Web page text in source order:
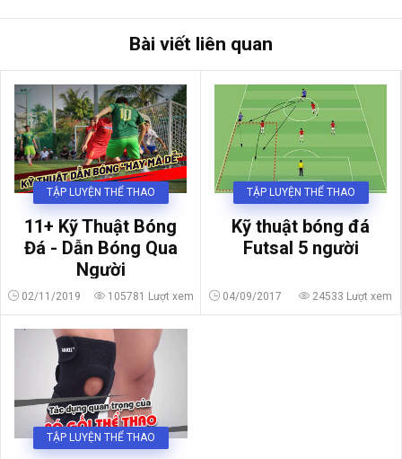
Bài viết liên quan
TẬP LUYỆN THỂ THAO
11+ Kỹ Thuật Bóng
Đá - Dẫn Bóng Qua
Người
02/11/2019 105781 Lượt xem
TẬP LUYỆN THỂ THAO
Kỹ thuật bóng đá
Futsal 5 người
04/09/2017 24533 Lượt xem
TẬP LUYỆN THỂ THAO